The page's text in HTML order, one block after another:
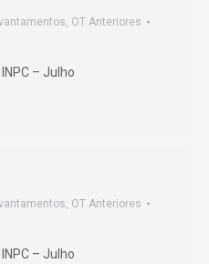
, OT Anteriores
– Julho
, OT Anteriores
– Julho